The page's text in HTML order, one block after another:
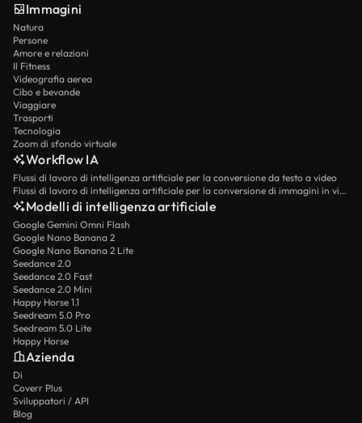
Immagini
Natura
Persone
Amore e relazioni
Il Fitness
Videografia aerea
Cibo e bevande
Viaggiare
Trasporti
Tecnologia
Zoom di sfondo virtuale
Workflow IA
Flussi di lavoro di intelligenza artificiale per la conversione da testo a video
Flussi di lavoro di intelligenza artificiale per la conversione di immagini in video
Modelli di intelligenza artificiale
Google Gemini Omni Flash
Google Nano Banana 2
Google Nano Banana 2 Lite
Seedance 2.0
Seedance 2.0 Fast
Seedance 2.0 Mini
Happy Horse 1.1
Seedream 5.0 Pro
Seedream 5.0 Lite
Happy Horse
Azienda
Di
Coverr Plus
Sviluppatori / API
Blog